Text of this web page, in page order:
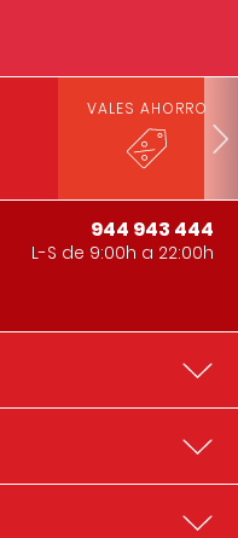
VALES AHORRO
944 943 444
L-S de 9:00h a 22:00h